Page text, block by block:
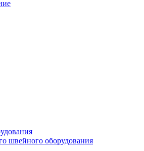
швейного оборудования